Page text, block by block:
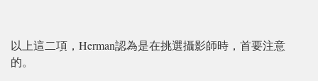
以上這二項，Herman認為是在挑選攝影師時，首要注意
的。